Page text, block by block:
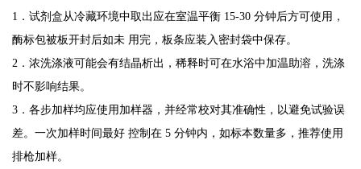
1 ．试剂盒从冷藏环境中取出应在室温平衡 15-30分钟后方可使用，
酶标包被板开封后如未 用完，板条应装入密封袋中保存。
2 ．浓洗涤液可能会有结晶析出，稀释时可在水浴中加温助溶，洗涤
时不影响结果。
3 ．各步加样均应使用加样器，并经常校对其准确性，以避免试验误
差。一次加样时间最好控制在5分钟内，如标本数量多，推荐使用
排枪加样。